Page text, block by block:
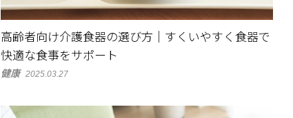
高齢者向け介護食器の選び方｜すくいやすく食器で
快適な食事をサポート
健康 2025.03.27